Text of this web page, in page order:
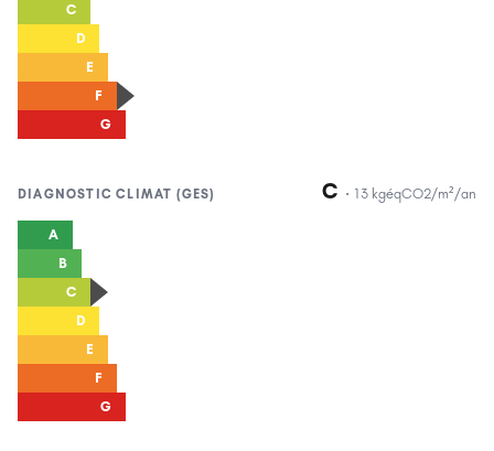
C
D
E
F
G
DIAGNOSTICCLIMAT (GES) C · 13 kgéqCO2/m²/an
A
B
C
D
E
F
G